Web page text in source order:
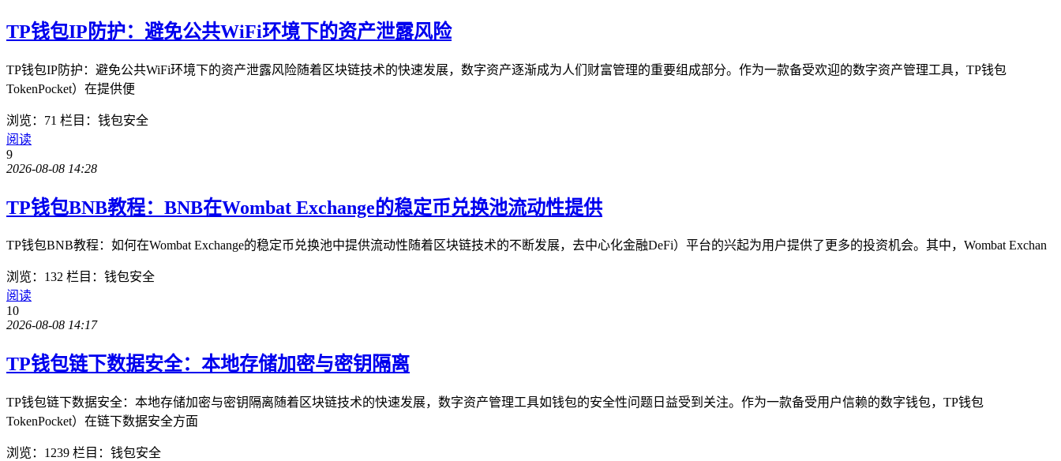
TP钱包IP防护：避免公共WiFi环境下的资产泄露风险
TP钱包IP防护：避免公共WiFi环境下的资产泄露风险随着区块链技术的快速发展，数字资产逐渐成为人们财富管理的重要组成部分。作为一款备受欢迎的数字资产管理工具，TP钱包
TokenPocket）在提供便
浏览：71 栏目：钱包安全
阅读
9
2026-08-08 14:28
TP钱包BNB教程：BNB在Wombat Exchange的稳定币兑换池流动性提供
TP钱包BNB教程：如何在Wombat Exchange的稳定币兑换池中提供流动性随着区块链技术的不断发展，去中心化金融DeFi）平台的兴起为用户提供了更多的投资机会。其中，Wombat Exchan
浏览：132 栏目：钱包安全
阅读
10
2026-08-08 14:17
TP钱包链下数据安全：本地存储加密与密钥隔离
TP钱包链下数据安全：本地存储加密与密钥隔离随着区块链技术的快速发展，数字资产管理工具如钱包的安全性问题日益受到关注。作为一款备受用户信赖的数字钱包，TP钱包
TokenPocket）在链下数据安全方面
浏览：1239 栏目：钱包安全